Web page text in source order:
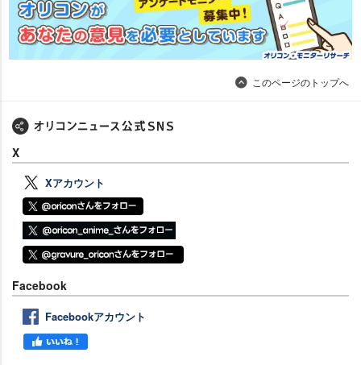
このページのトップへ
X
Xアカウント
Facebook
Facebookアカウント